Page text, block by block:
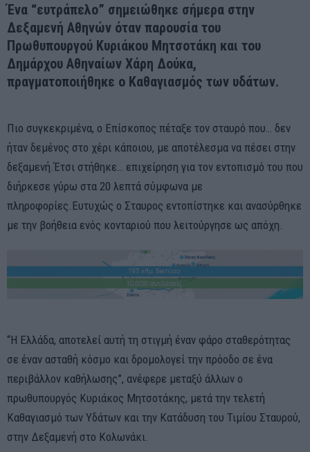
Ένα “ευτράπελο” σημειώθηκε σήμερα στην
Δεξαμενή Αθηνών όταν παρουσία του
Πρωθυπουργού Κυριάκου Μητσοτάκη και του
Δημάρχου Αθηναίων Χάρη Δούκα,
πραγματοποιήθηκε ο Καθαγιασμός των υδάτων.
Πιο συγκεκριμένα, ο Επίσκοπος πέταξε τον σταυρό που… δεν
ήταν δεμένος στο χέρι κάποιου, με αποτέλεσμα να πέσει στην
δεξαμενή.Έτσι στήθηκε… επιχείρηση για τον εντοπισμό του που
διήρκεσε γύρω στα 20 λεπτά σύμφωνα με
πληροφορίες.Ευτυχώς ο Σταυρος εντοπίστηκε και ανασύρθηκε
με την βοήθεια ενός κονταριού που λειτούργησε ως απόχη.
“Η Ελλάδα, αποτελεί αυτή τη στιγμή έναν φάρο σταθερότητας
σε έναν ασταθή κόσμο και δρομολογεί την πρόοδο σε ένα
περιβάλλον καθήλωσης”, ανέφερε μεταξύ άλλων ο
πρωθυπουργός Κυριάκος Μητσοτάκης, μετά την τελετή
Καθαγιασμό των Υδάτων και την Κατάδυση του Τιμίου Σταυρού,
στην Δεξαμενή στο Κολωνάκι.